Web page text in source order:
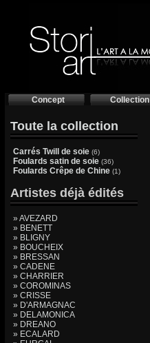
Concept Collection
Toute la collection
Carrés Twill de soie (6)
Foulards satin de soie (36)
Foulards Crêpe de Chine (1)
Artistes déjà édités
» AVEZARD
» BENETT
» BLIGNY
» BOUCHEIX
» BRESSAN
» CADENE
» CHARRIER
» COROMINAS
» CRISSE
» D'ARMAGNAC
» DELAMONICA
» DREANO
» ECALARD